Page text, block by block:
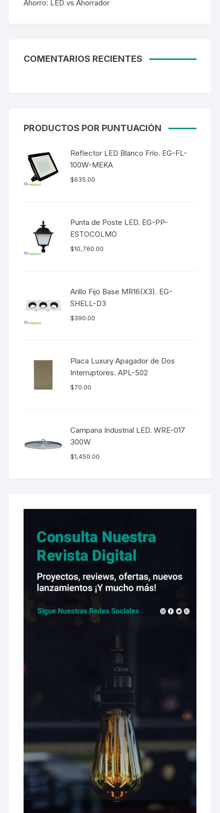
Ahorro: LED vs Ahorrador
COMENTARIOS RECIENTES
PRODUCTOS POR PUNTUACIÓN
Reflector LED Blanco Frío. EG-FL-
100W-MEKA
$635.00
Punta de Poste LED. EG-PP-
ESTOCOLMO
$10,760.00
Arillo Fijo Base MR16(X3). EG-
SHELL-D3
$390.00
Placa Luxury Apagador de Dos
Interruptores. APL-502
$70.00
Campana Industrial LED. WRE-017
300W
$1,450.00